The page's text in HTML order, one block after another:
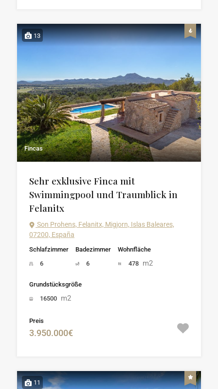
13
Fincas
Sehr exklusive Finca mit
Swimmingpool und Traumblick in
Felanitx
Son Prohens, Felanitx, Migjorn, Islas Baleares,
07200, España
Schlafzimmer
6
Badezimmer
6
Wohnfläche
478 m2
Grundstücksgröße
16500 m2
Preis
3.950.000€
11